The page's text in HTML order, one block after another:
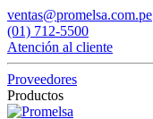
ventas@promelsa.com.pe
(01) 712-5500
Atención al cliente
Proveedores
Productos